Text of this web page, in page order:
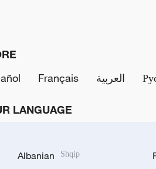
Français العربية
LANGUAGE
Albanian Shqip